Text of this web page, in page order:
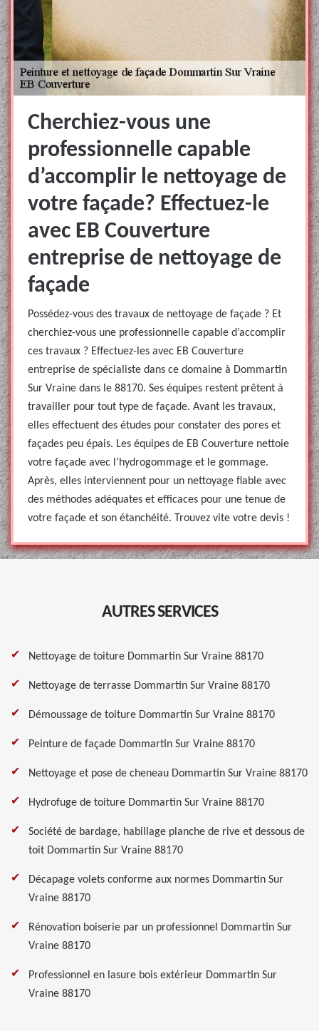
Cherchiez-vous une
professionnelle capable
d’accomplir le nettoyage de
votre façade? Effectuez-le
avec EB Couverture
entreprise de nettoyage de
façade
Possédez-vous des travaux de nettoyage de façade ? Et
cherchiez-vous une professionnelle capable d’accomplir
ces travaux ? Effectuez-les avec EB Couverture
entreprise de spécialiste dans ce domaine à Dommartin
Sur Vraine dans le 88170. Ses équipes restent prêtent à
travailler pour tout type de façade. Avant les travaux,
elles effectuent des études pour constater des pores et
façades peu épais. Les équipes de EB Couverture nettoie
votre façade avec l’hydrogommage et le gommage.
Après, elles interviennent pour un nettoyage fiable avec
des méthodes adéquates et efficaces pour une tenue de
votre façade et son étanchéité. Trouvez vite votre devis !
AUTRES SERVICES
Nettoyage de toiture Dommartin Sur Vraine 88170
Nettoyage de terrasse Dommartin Sur Vraine 88170
Démoussage de toiture Dommartin Sur Vraine 88170
Peinture de façade Dommartin Sur Vraine 88170
Nettoyage et pose de cheneau Dommartin Sur Vraine 88170
Hydrofuge de toiture Dommartin Sur Vraine 88170
Société de bardage, habillage planche de rive et dessous de
toit Dommartin Sur Vraine 88170
Décapage volets conforme aux normes Dommartin Sur
Vraine 88170
Rénovation boiserie par un professionnel Dommartin Sur
Vraine 88170
Professionnel en lasure bois extérieur Dommartin Sur
Vraine 88170